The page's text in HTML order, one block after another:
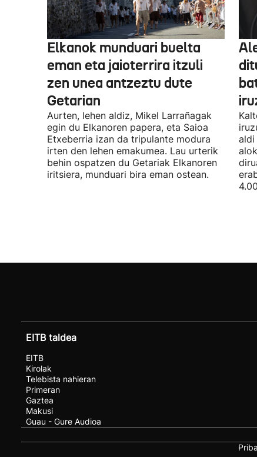
Elkanok munduari buelta
eman eta jaioterrira itzuli
zen unea antzeztu dute
Getarian
Aurten, lehen aldiz, Mikel Larrañagak
egin du Elkanoren papera, eta Saioa
Etxeberria izan da tripulante modura
irten den lehen emakumea. Lau urterik
behin ospatzen du Getariak Elkanoren
iritsiera, munduari bira eman ostean.
aldi
EITB taldea
EITB
Kirolak
Telebista nahieran
Primeran
Gaztea
Makusi
Guau - Gure Audioa